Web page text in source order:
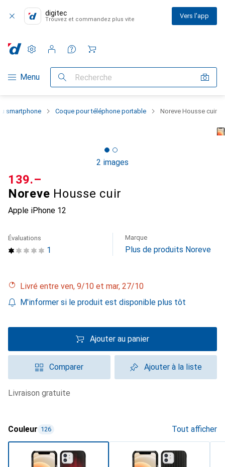
digitec
Trouvez et commandez plus vite Vers l'app
Navigation par catégorie
Menu Recherche
Paramètres
Compte client
Listes de comparaison
Listes d'envies
Panier
smartphone Coque pour téléphone portable Noreve Housse cuir
2 images
Noreve Housse cuir
Apple iPhone 12
CHF
139.–
1
Évaluations Marque
Plus de produits Noreve
Livré entre ven, 9/10 et mar, 27/10
M'informer si le produit est disponible plus tôt
Ajouter au panier
Comparer Ajouter à la liste
livraison gratuite
Couleur 126 Tout afficher